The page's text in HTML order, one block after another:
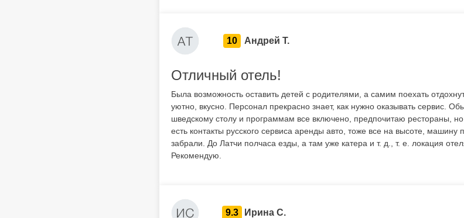
10 Андрей Т.
Отличный отель!
Была возможность оставить детей с родителями, а самим поехать
уютно, вкусно. Персонал прекрасно знает, как нужно оказывать сервис.
шведскому столу и программам все включено, предпочитаю рестораны,
есть контакты русского сервиса аренды авто, тоже все на высоте,
забрали. До Латчи полчаса езды, а там уже катера и т. д., т. е. локация
Рекомендую.
9.3 Ирина С.